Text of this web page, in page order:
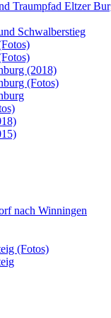
Traumpfad Eltzer
Schwalberstieg
(2018)
(Fotos)
nach Winningen
(Fotos)